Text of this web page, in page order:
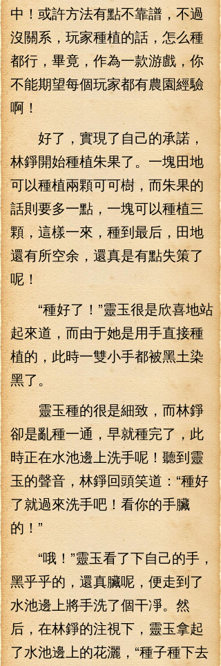
中！或許方法有點不靠譜，不過
沒關系，玩家種植的話，怎么種
都行，畢竟，作為一款游戲，你
不能期望每個玩家都有農園經驗
啊！
好了，實現了自己的承諾，
林錚開始種植朱果了。一塊田地
可以種植兩顆可可樹，而朱果的
話則要多一點，一塊可以種植三
顆，這樣一來，種到最后，田地
還有所空余，還真是有點失策了
呢！
“種好了！”靈玉很是欣喜地站
起來道，而由于她是用手直接種
植的，此時一雙小手都被黑土染
黑了。
靈玉種的很是細致，而林錚
卻是亂種一通，早就種完了，此
時正在水池邊上洗手呢！聽到靈
玉的聲音，林錚回頭笑道：“種好
了就過來洗手吧！看你的手臟
的！”
“哦！”靈玉看了下自己的手，
黑乎乎的，還真臟呢，便走到了
水池邊上將手洗了個干凈。然
后，在林錚的注視下，靈玉拿起
了水池邊上的花灑，“種子種下去